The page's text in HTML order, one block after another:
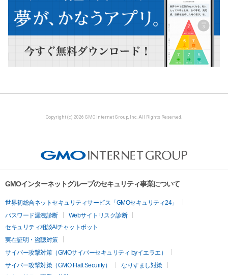
Copyright (c) 2026 GMO Internet Group, Inc. All Rights Reserved.
GMOインターネットグループのセキュリティ事業について
世界初総合ネットセキュリティサービス「GMOセキュリティ24」
パスワード漏洩診断
Webサイトリスク診断
セキュリティ相談AIチャットボット
実在証明・盗聴対策
サイバー攻撃対策（GMOサイバーセキュリティ byイエラエ）
サイバー攻撃対策（GMO Flatt Security）
なりすまし対策